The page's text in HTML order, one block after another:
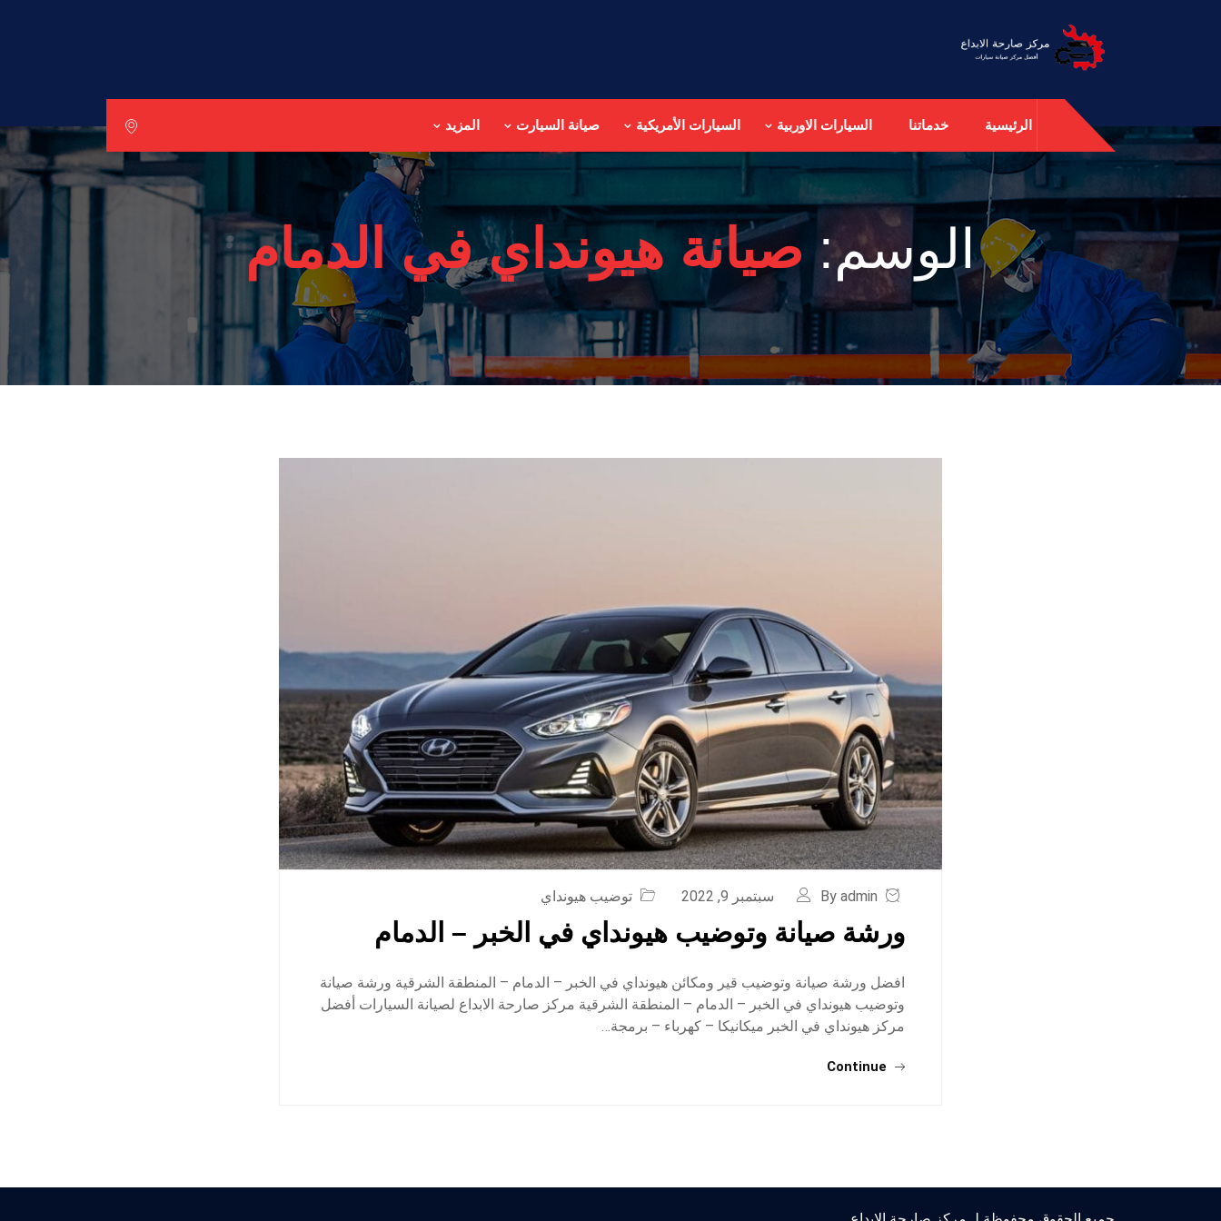
الرئيسية خدماتنا السيارات الاوربية السيارات الأمريكية صيانة السيارت المزيد
الوسم: صيانة هيونداي في الدمام
By admin سبتمبر 9, 2022 توضيب هيونداي
ورشة صيانة وتوضيب هيونداي في الخبر – الدمام
افضل ورشة صيانة وتوضيب قير ومكائن هيونداي في الخبر – الدمام – المنطقة الشرقية ورشة صيانة
وتوضيب هيونداي في الخبر – الدمام – المنطقة الشرقية مركز صارحة الابداع لصيانة السيارات أفضل
مركز هيونداي في الخبر ميكانيكا – كهرباء – برمجة…
Continue